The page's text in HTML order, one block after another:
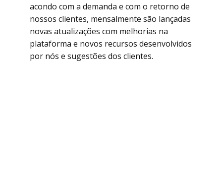
acondo com a demanda e com o retorno de
nossos clientes, mensalmente são lançadas
novas atualizações com melhorias na
plataforma e novos recursos desenvolvidos
por nós e sugestões dos clientes.